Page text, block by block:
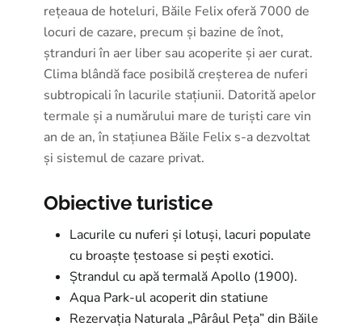
rețeaua de hoteluri, Băile Felix oferă 7000 de
locuri de cazare, precum și bazine de înot,
ștranduri în aer liber sau acoperite și aer curat.
Clima blândă face posibilă creșterea de nuferi
subtropicali în lacurile stațiunii. Datorită apelor
termale și a numărului mare de turiști care vin
an de an, în stațiunea Băile Felix s-a dezvoltat
și sistemul de cazare privat.
Obiective turistice
Lacurile cu nuferi și lotuși, lacuri populate
cu broaște țestoase si pești exotici.
Ștrandul cu apă termală Apollo (1900).
Aqua Park-ul acoperit din statiune
Rezervația Naturala „Pârâul Peța” din Băile